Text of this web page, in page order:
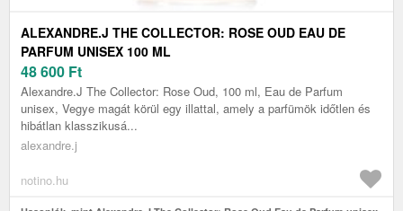
ALEXANDRE.J THE COLLECTOR: ROSE OUD EAU DE
PARFUM UNISEX 100 ML
48 600 Ft
Alexandre.J The Collector: Rose Oud, 100 ml, Eau de Parfum
unisex, Vegye magát körül egy illattal, amely a parfümök időtlen és
hibátlan klasszikusá...
alexandre.j
notino.hu